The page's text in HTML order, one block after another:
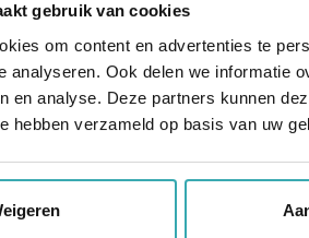
gebruik van cookies
om content en advertenties te
analyseren. Ook delen we informatie
en analyse. Deze partners kunnen
hebben verzameld op basis van uw